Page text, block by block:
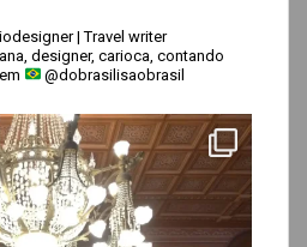
| Travel writer
designer, carioca, contando
@dobrasilisaobrasil